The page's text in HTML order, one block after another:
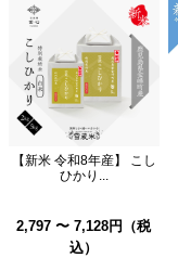
【新米 令和8年産】 こし
ひかり...
2,797 〜 7,128円（税
込）